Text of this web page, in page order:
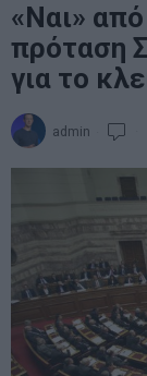
«Ναι»
πρόταση
για το
admin